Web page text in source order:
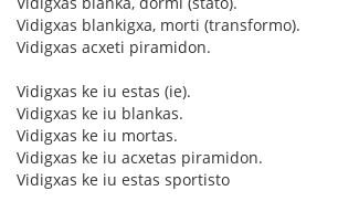
Vidigxas blankigxa, morti (transformo).
Vidigxas acxeti piramidon.
Vidigxas ke iu estas (ie).
Vidigxas ke iu blankas.
Vidigxas ke iu mortas.
Vidigxas ke iu acxetas piramidon.
Vidigxas ke iu estas sportisto